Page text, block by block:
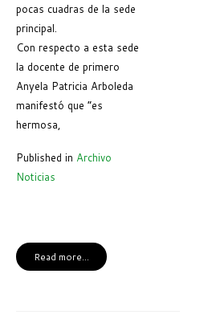
pocas cuadras de la sede
principal.
Con respecto a esta sede
la docente de primero
Anyela Patricia Arboleda
manifestó que “es
hermosa,
Published in Archivo
Noticias
Read more...